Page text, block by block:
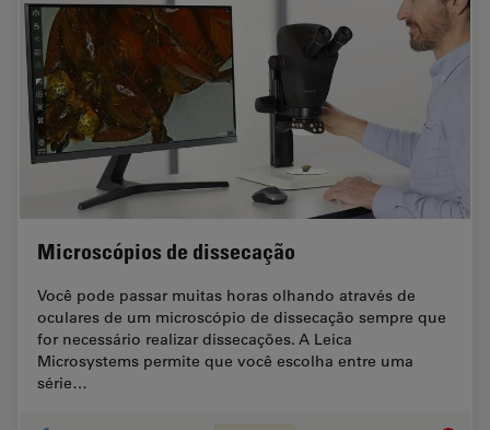
Microscópios de dissecação
Você pode passar muitas horas olhando através de
oculares de um microscópio de dissecação sempre que
for necessário realizar dissecações. A Leica
Microsystems permite que você escolha entre uma
série…